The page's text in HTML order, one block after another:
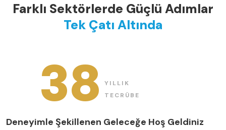
Farklı Sektörlerde Güçlü Adımlar
Tek Çatı Altında
38
YILLIK
TECRÜBE
Deneyimle Şekillenen Geleceğe Hoş Geldiniz